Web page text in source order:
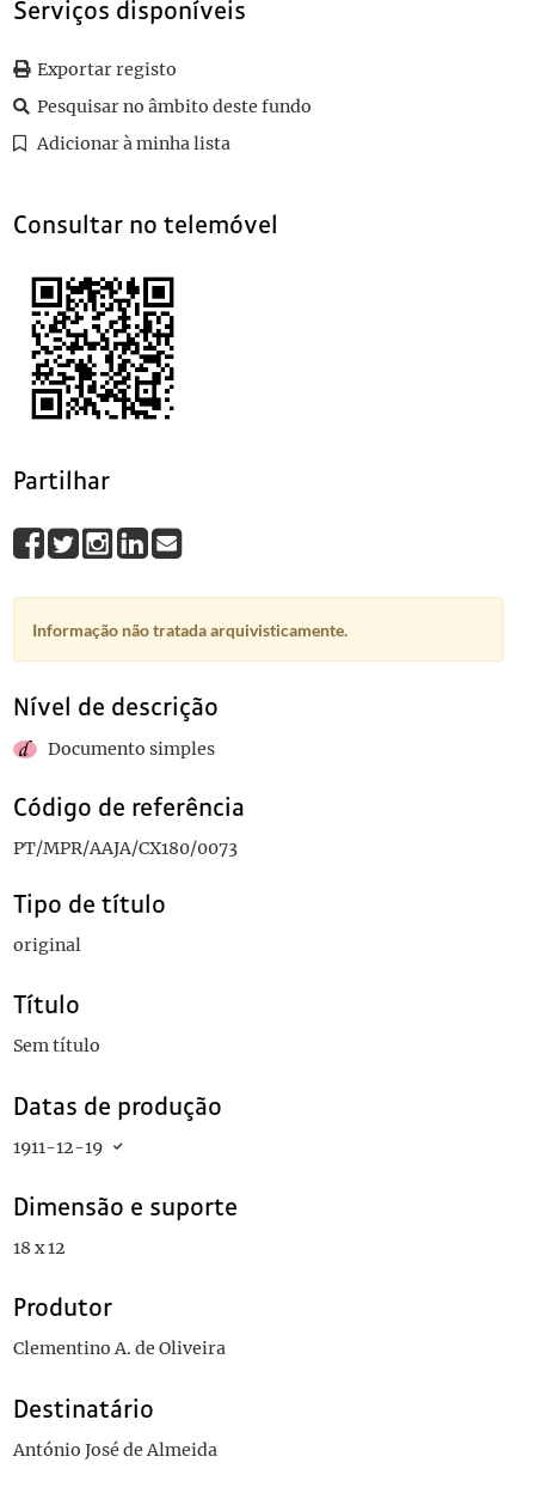
0075
Sem título 1911-11-25
0077 Sem título
0078
Sem título 1911-11-17
0115 Sem título
Serviços disponíveis
Exportar registo
Pesquisar no âmbito deste fundo
Adicionar à minha lista
Consultar no telemóvel
Partilhar
Informação não tratada arquivisticamente.
Nível de descrição
Documento simples
Código de referência
PT/MPR/AAJA/CX180/0073
Tipo de título
original
Título
Sem título
Datas de produção
1911-12-19
Dimensão e suporte
18 x 12
Produtor
Clementino A. de Oliveira
Destinatário
António José de Almeida